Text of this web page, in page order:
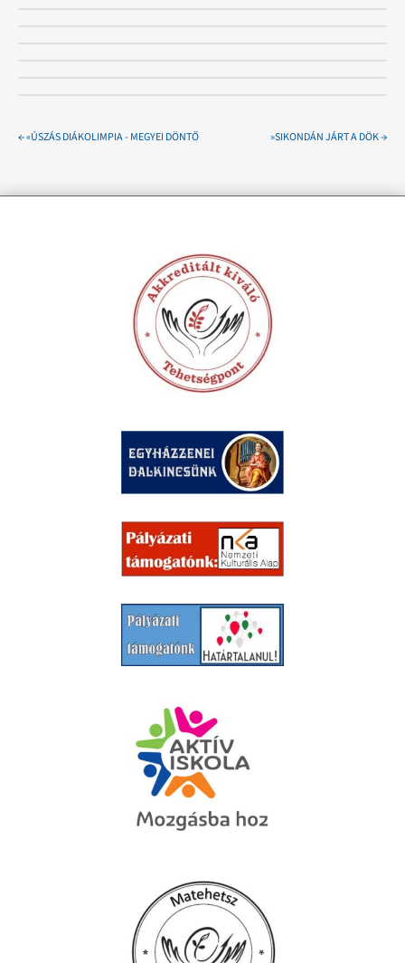
←«ÚSZÁS DIÁKOLIMPIA - MEGYEI DÖNTŐ »SIKONDÁN JÁRT A DÖK→